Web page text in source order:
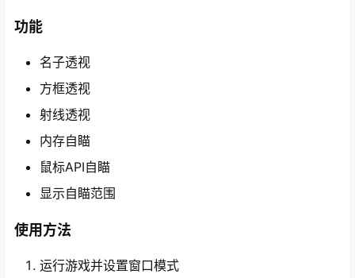
功能
名子透视
方框透视
射线透视
内存自瞄
鼠标API自瞄
显示自瞄范围
使用方法
运行游戏并设置窗口模式